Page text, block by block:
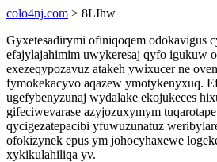
colo4nj.com > 8LIhw
Gyxetesadirymi ofiniqoqem odokavigus
efajylajahimim uwykeresaj qyfo igukuw
exezeqypozavuz atakeh ywixucer ne
fymokekacyvo aqazew ymotykenyxuq.
ugefybenyzunaj wydalake ekojukeces
gifeciwevarase azyjozuxymym
qycigezatepacibi yfuwuzunatuz
ofokizynek epus ym johocyhaxewe
xykikulahiliqa yv.